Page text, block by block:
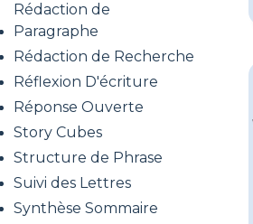
Rédaction de
Paragraphe
Rédaction de Recherche
Réflexion D'écriture
Réponse Ouverte
Story Cubes
Structure de Phrase
Suivi des Lettres
Synthèse Sommaire